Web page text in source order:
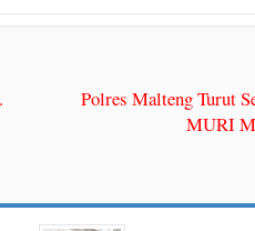
Polres Malteng Turut
MURI